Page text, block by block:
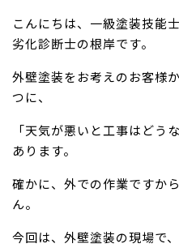
こんにちは、一級塗装技能
劣化診断士の根岸です。
外壁塗装をお考えのお客様
つに、
「天気が悪いと工事はどう
あります。
確かに、外での作業ですか
ん。
今回は、外壁塗装の現場で